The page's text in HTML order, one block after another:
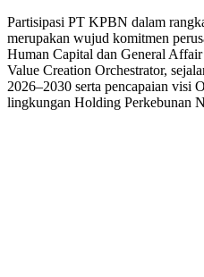
Partisipasi PT KPBN dalam
merupakan wujud komitmen
Human Capital dan General
Value Creation Orchestrator,
2026–2030 serta pencapaian visi
lingkungan Holding Perkebunan